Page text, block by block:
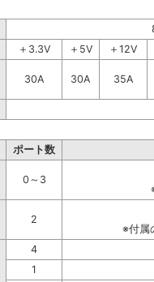
＋3.3V ＋5V
＋12V
30A
30A
35A
ポート数
0～3
2
※付属
4
1